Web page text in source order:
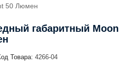
50 Люмен
габаритный Moon
Товара: 4266-04